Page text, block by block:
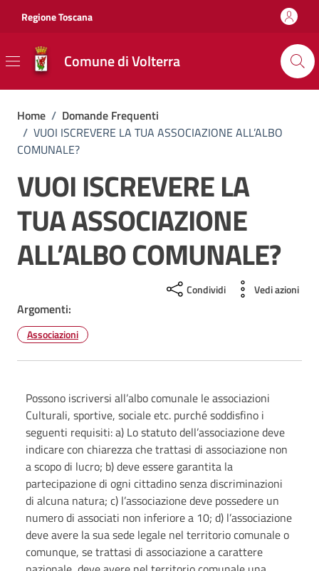
Regione Toscana
Comune di Volterra
Home / Domande Frequenti
/ VUOI ISCREVERE LA TUA ASSOCIAZIONE ALL’ALBO
COMUNALE?
VUOI ISCREVERE LA
TUA ASSOCIAZIONE
ALL’ALBO COMUNALE?
Condividi Vedi azioni
Argomenti:
Associazioni
Possono iscriversi all’albo comunale le associazioni
Culturali, sportive, sociale etc. purché soddisfino i
seguenti requisiti: a) Lo statuto dell’associazione deve
indicare con chiarezza che trattasi di associazione non
a scopo di lucro; b) deve essere garantita la
partecipazione di ogni cittadino senza discriminazioni
di alcuna natura; c) l’associazione deve possedere un
numero di associati non inferiore a 10; d) l’associazione
deve avere la sua sede legale nel territorio comunale o
comunque, se trattasi di associazione a carattere